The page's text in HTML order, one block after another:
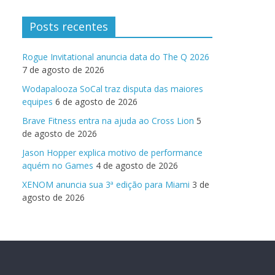
Posts recentes
Rogue Invitational anuncia data do The Q 2026
7 de agosto de 2026
Wodapalooza SoCal traz disputa das maiores
equipes 6 de agosto de 2026
Brave Fitness entra na ajuda ao Cross Lion 5
de agosto de 2026
Jason Hopper explica motivo de performance
aquém no Games 4 de agosto de 2026
XENOM anuncia sua 3ª edição para Miami 3 de
agosto de 2026